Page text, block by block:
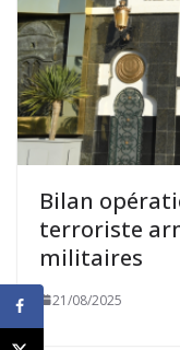
Bilan
terroriste
militaires
21/08/2025